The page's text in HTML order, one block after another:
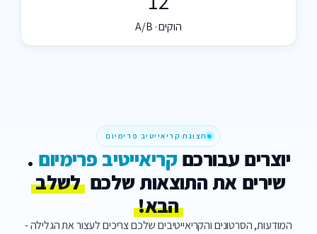
הוקים · A/B
תצוגת קריאייטיב פרימיום
יוצרים עבורכם קריאייטיב פרימיום .
שירים אתהתוצאותשלכם לשלב
הבא!
המודעות, הסרטונים והקריאייטיבים שלכם צריכים לעצור את הגלילה -